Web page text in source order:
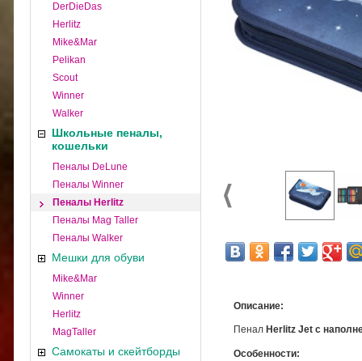
DerDieDas
Herlitz
Mike&Mar
Pelikan
Scout
Winner
Walker
Школьные пеналы,
кошельки
Пеналы DeLune
Пеналы Winner
Пеналы Herlitz
Пеналы Mag Taller
Пеналы Walker
Мешки для обуви
Mike&Mar
Winner
Herlitz
MagTaller
Самокаты и скейтборды
Описание:
Пенал Herlitz Jet с
Особенности: